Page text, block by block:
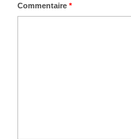
Commentaire *